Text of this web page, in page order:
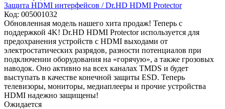
Защита HDMI интерфейсов / Dr.HD HDMI Protector
Код: 005001032
Обновленная модель нашего хита продаж! Теперь с
поддержкой 4K! Dr.HD HDMI Protector используется для
предохранения устройств с HDMI выходами от
электростатических разрядов, разности потенциалов при
подключении оборудования на «горячую», а также грозовых
наводок. Оно активно на всех каналах TMDS и будет
выступать в качестве конечной защиты ESD. Теперь
телевизоры, мониторы, медиаплееры и прочие устройства
HDMI надежно защищены!
Ожидается